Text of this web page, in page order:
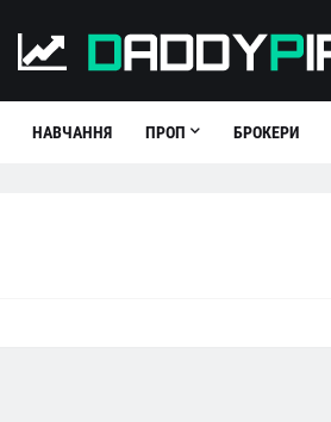
НАВЧАННЯ ПРОП БРОКЕРИ